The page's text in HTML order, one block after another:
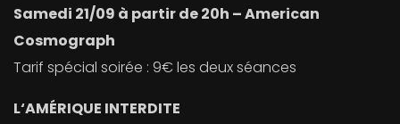
Samedi 21/09 à partir de 20h – American
Cosmograph
Tarif spécial soirée : 9€ les deux séances
L‘AMÉRIQUE INTERDITE